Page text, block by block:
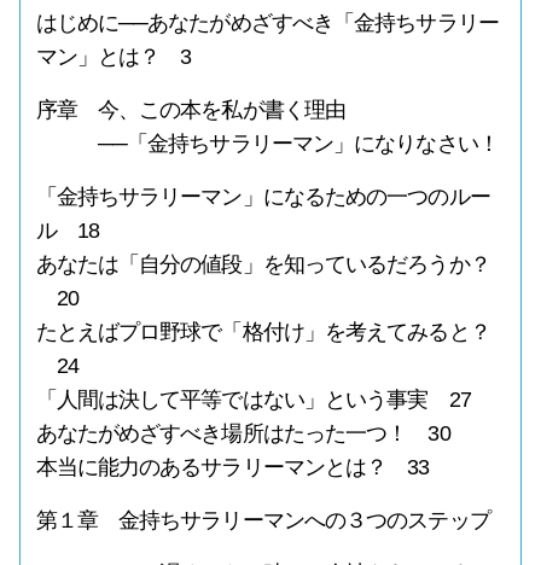
はじめに──あなたがめざすべき「金持ちサラリー
マン」とは？ 3
序章 今、この本を私が書く理由
──「金持ちサラリーマン」になりなさい！
「金持ちサラリーマン」になるための一つのルー
ル 18
あなたは「自分の値段」を知っているだろうか？
20
たとえばプロ野球で「格付け」を考えてみると？
24
「人間は決して平等ではない」という事実 27
あなたがめざすべき場所はたった一つ！ 30
本当に能力のあるサラリーマンとは？ 33
第１章 金持ちサラリーマンへの３つのステップ